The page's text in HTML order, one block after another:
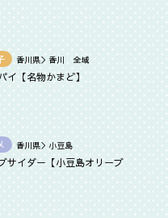
香川県＞香川 全域
イ【名物かまど】
香川県＞小豆島
サイダー【小豆島オリーブ